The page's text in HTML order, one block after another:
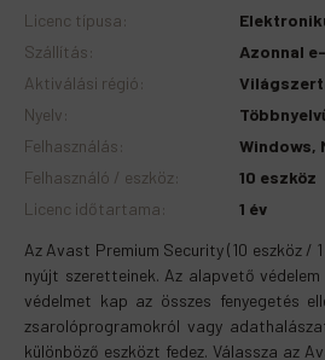
Licenc típusa:
Szállítás:
Azonnal
Aktiválási régió:
Nyelv:
Felhasználás:
Windows,
Felhasználó / eszköz:
10 eszköz
Licenc időtartama:
1 év
Az Avast Premium Security (10 eszköz /
nyújt szeretteinek. Az alapvető
védelmet kap az összes fenyegetés
zsarolóprogramokról vagy
különböző eszközt fedez. Válassza az